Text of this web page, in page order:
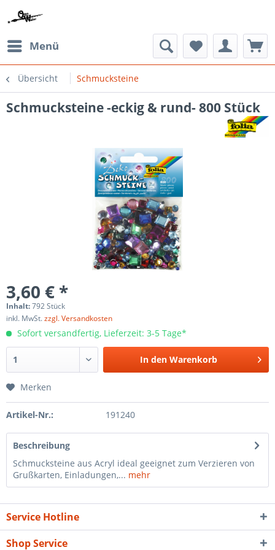
Menü
Übersicht Schmucksteine
Schmucksteine -eckig & rund- 800 Stück
3,60 € *
Inhalt:792 Stück
inkl. MwSt.zzgl. Versandkosten
Sofort versandfertig, Lieferzeit: 3-5 Tage*
In den Warenkorb
Merken
Artikel-Nr.: 191240
Beschreibung
Schmucksteine aus Acryl ideal geeignet zum Verzieren von
Grußkarten, Einladungen,... mehr
Service Hotline
Shop Service